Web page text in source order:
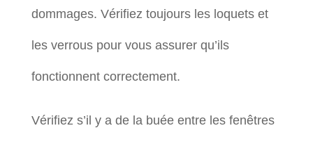
dommages. Vérifiez toujours les loquets et
les verrous pour vous assurer qu’ils
fonctionnent correctement.
Vérifiez s’il y a de la buée entre les fenêtres